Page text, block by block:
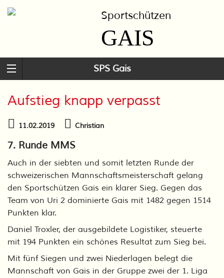
Sportschützen
GAIS
SPS Gais
Aufstieg knapp verpasst
11.02.2019 Christian
7. Runde MMS
Auch in der siebten und somit letzten Runde der
schweizerischen Mannschaftsmeisterschaft gelang
den Sportschützen Gais ein klarer Sieg. Gegen das
Team von Uri 2 dominierte Gais mit 1482 gegen 1514
Punkten klar.
Daniel Troxler, der ausgebildete Logistiker, steuerte
mit 194 Punkten ein schönes Resultat zum Sieg bei.
Mit fünf Siegen und zwei Niederlagen belegt die
Mannschaft von Gais in der Gruppe zwei der 1. Liga